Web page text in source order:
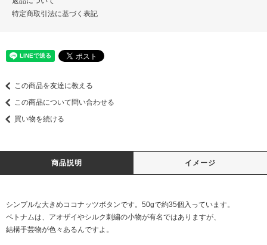
特定商取引法に基づく表記
この商品を友達に教える
この商品について問い合わせる
買い物を続ける
商品説明 イメージ
シンプルな大きめココナッツボタンです。50gで約35個入っています。
ベトナムは、アオザイやシルク刺繍の小物が有名ではありますが、
結構手芸物が色々あるんですよ。